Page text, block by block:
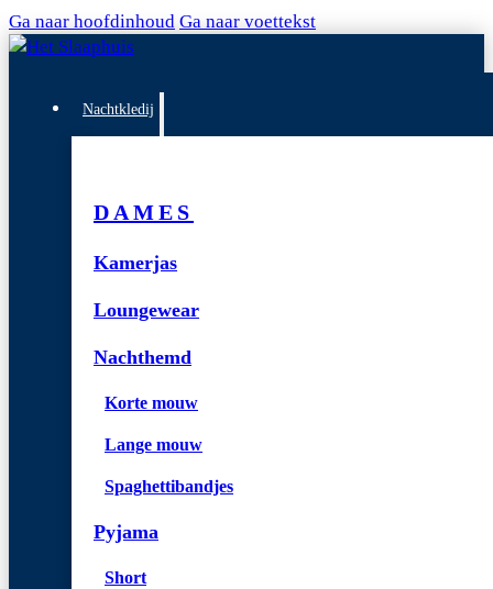
Ga naar hoofdinhoud Ga naar voettekst
Nachtkledij
DAMES
Kamerjas
Loungewear
Nachthemd
Korte mouw
Lange mouw
Spaghettibandjes
Pyjama
Short